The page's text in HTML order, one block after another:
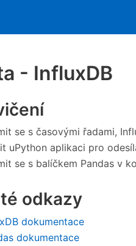
- InfluxDB
se s časovými řadami,
uPython aplikaci pro
se s balíčkem Pandas v
odkazy
dokumentace
dokumentace